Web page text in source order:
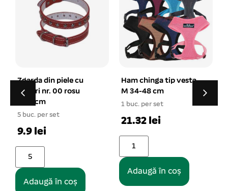
Zgarda din piele cu
conuri nr. 00 rosu
1x29cm
5 buc. per set
9.9 lei
Adaugă în coș
Ham chinga tip vesta
M 34-48 cm
1 buc. per set
21.32 lei
Adaugă în coș